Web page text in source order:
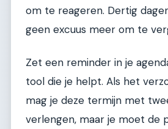
om te reageren. Dertig
geen excuus meer om te
Zet een reminder in je
tool die je helpt. Als het
mag je deze termijn met
verlengen, maar je moet de